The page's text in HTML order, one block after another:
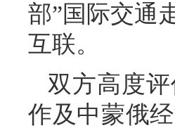
部”国际交通
互联。
双方高度
作及中蒙俄